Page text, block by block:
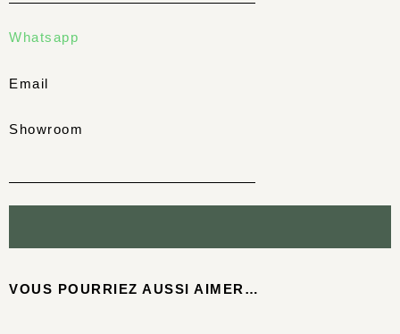
Whatsapp
Email
Showroom
VOUS POURRIEZ AUSSI AIMER…